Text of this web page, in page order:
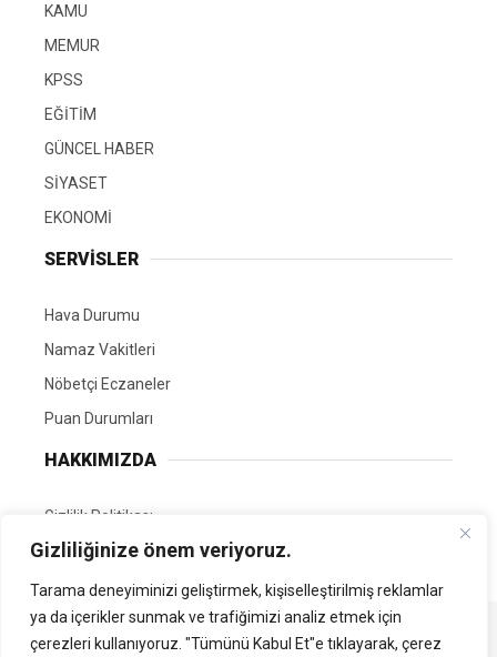
Gizliliğinize önem veriyoruz.
Tarama deneyiminizi geliştirmek, kişiselleştirilmiş reklamlar
ya da içerikler sunmak ve trafiğimizi analiz etmek için
çerezleri kullanıyoruz. "Tümünü Kabul Et"e tıklayarak, çerez
KAMU
MEMUR
KPSS
EĞİTİM
GÜNCEL HABER
SİYASET
EKONOMİ
SERVİSLER
Hava Durumu
Namaz Vakitleri
Nöbetçi Eczaneler
Puan Durumları
HAKKIMIZDA
Gizlilik Politikası
GÖNÜLLÜ EDİTÖRÜMÜZ OL
Tüm Hakları Saklıdır. | Kamubilgi.com | 2026